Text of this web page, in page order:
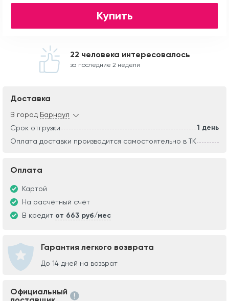
Купить
22 человека интересовалось
за последние 2 недели
Доставка
В город Барнаул
Срок отгрузки
1 день
Оплата доставки производится самостоятельно в ТК
Оплата
Картой
На расчётный счёт
В кредит от 663 руб/мес
Гарантия легкого возврата
До 14 дней на возврат
Официальный